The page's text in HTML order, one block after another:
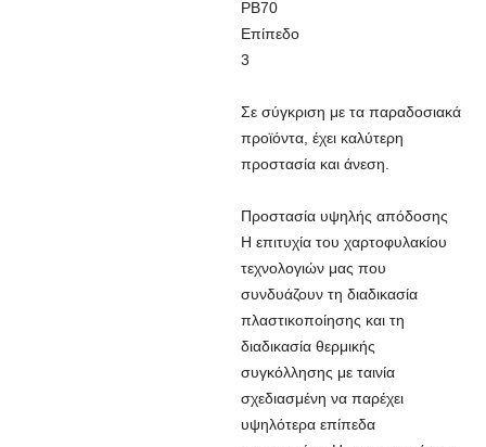
PB70
Επίπεδο
3
Σε σύγκριση με τα παραδοσιακά
προϊόντα, έχει καλύτερη
προστασία και άνεση.
Προστασία υψηλής απόδοσης
Η επιτυχία του χαρτοφυλακίου
τεχνολογιών μας που
συνδυάζουν τη διαδικασία
πλαστικοποίησης και τη
διαδικασία θερμικής
συγκόλλησης με ταινία
σχεδιασμένη να παρέχει
υψηλότερα επίπεδα